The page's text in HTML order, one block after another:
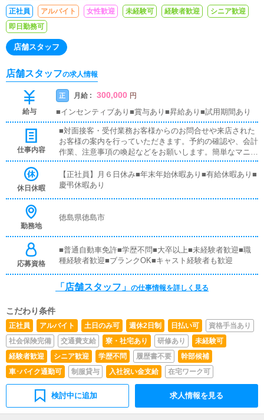
正社員 アルバイト 女性歓迎 未経験可 経験者歓迎
シニア歓迎
即日勤務可
店舗スタッフ
店舗スタッフの求人情報
給与
正 月給 : 300,000 円
■インセンティブあり■賞与あり■昇給あり■試用期間あり
仕事内容
■対面接客・受付業務お客様からのお問合せや来店された
お客様の案内を行っていただきます。予約の確認や、会計
作業、注意事項の喚起などをお願いします。簡単なマニュ
アルや、先輩スタッフに付いて業務内容を見ながら徐々に
覚えていただきますので、未経験の方でも安心して働けま
す。■PC更新業務ヘブンネットなど、ポータルサイト等の
はボタンを押すだけや、ブログの更新時に簡単に文字が入
きます。■清掃・備品管理お客様やキャストの方に快適に
お過ごしいただくため、店内の清掃や備品の管理・補充を
行っていただきます。
休日休暇
【正社員】月６日休み■年末年始休暇あり■有給休暇あり■
慶弔休暇あり
勤務地
徳島県徳島市
応募資格
■普通自動車免許■学歴不問■大卒以上■未経験者歓迎■職
種経験者歓迎■ブランクOK■キャスト経験者も歓迎
「店舗スタッフ」 の仕事情報を詳しく見る
こだわり条件
正社員 アルバイト 土日のみ可 週休2日制 日払い可
資格手当あり
社会保険完備
交通費支給 寮・社宅あり 研修あり
未経験可
経験者歓迎
シニア歓迎 学歴不問 履歴書不要
幹部候補
車･バイク通勤可
制服貸与 入社祝い金支給 在宅ワーク可
検討中に追加 求人情報を見る